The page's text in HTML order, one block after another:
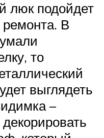
люк подойдет
ремонта. В
то
выглядеть
–